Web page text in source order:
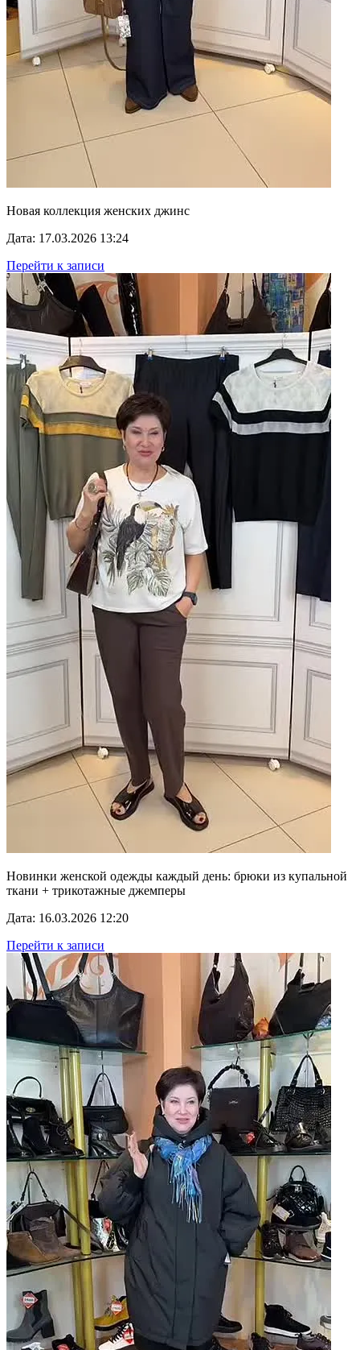
Новая коллекция женских джинс
Дата: 17.03.2026 13:24
Перейти к записи
Новинки женской одежды каждый день: брюки из купальной
ткани + трикотажные джемперы
Дата: 16.03.2026 12:20
Перейти к записи